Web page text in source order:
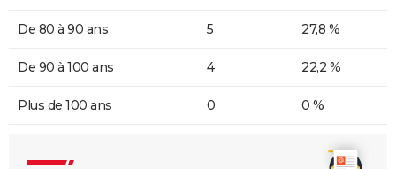
De 80 à 90 ans 5 27,8 %
De 90 à 100 ans 4 22,2 %
Plus de 100 ans 0 0 %